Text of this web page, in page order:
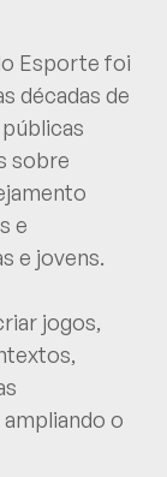
Esporte foi
décadas de
sobre
e
e jovens.
jogos,
o